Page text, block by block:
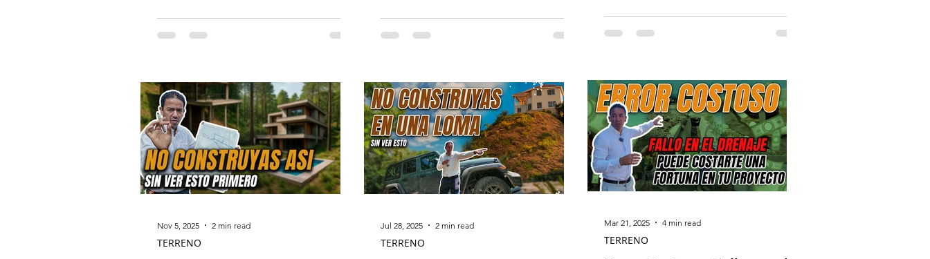
correctamente . Muchos propietarios y
importante: la pendiente manda . ⚠️ El
Error Común: Querer Forzar el Terren o
El error más grave al cons
TERRENO
Nov 5, 2025 2 min read
TERRENO
Jul 28, 2025 2 min read
TERRENO
Mar 21, 2025 4 min read